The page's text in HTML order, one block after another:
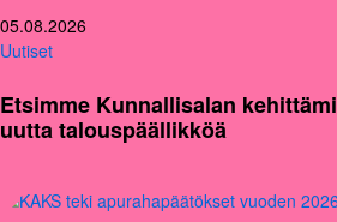
05.08.2026
Uutiset
Etsimme Kunnallisalan
uutta talouspäällikköä